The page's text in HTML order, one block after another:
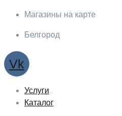
Магазины на карте
Белгород
Vk
Услуги
Каталог